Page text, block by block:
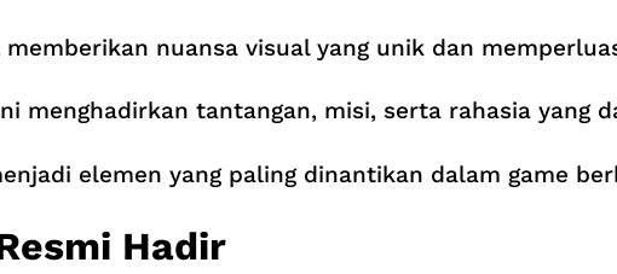
nuansa visual yang unik dan
menghadirkan tantangan, misi, serta rahasia yang
elemen yang paling dinantikan dalam game
Hadir